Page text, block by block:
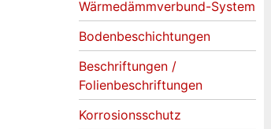
Wärmedämmverbund-System
Bodenbeschichtungen
Beschriftungen /
Folienbeschriftungen
Korrosionsschutz